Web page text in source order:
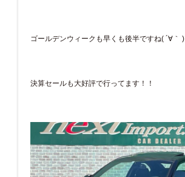
ゴールデンウィークも早くも後半ですね( ´∀｀ )
決算セールも大好評で行ってます！！